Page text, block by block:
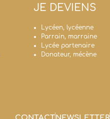
JE DEVIENS
Lycéen, lycéenne
Parrain, marraine
Lycée partenaire
Donateur, mécène